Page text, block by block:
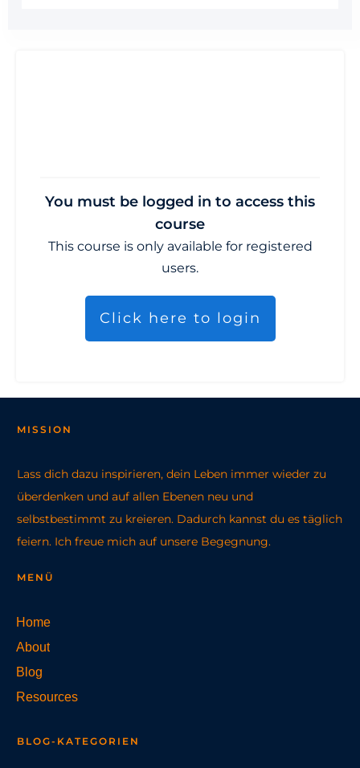
You must be logged in to access this
course
This course is only available for registered
users.
Click here to login
MISSION
Lass dich dazu inspirieren, dein Leben immer wieder zu
überdenken und auf allen Ebenen neu und
selbstbestimmt zu kreieren. Dadurch kannst du es täglich
feiern. Ich freue mich auf unsere Begegnung.
MENÜ
Home
About
Blog
Resources
BLOG-KATEGORIEN